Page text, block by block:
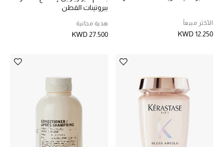
الأكثر مبيعاً
KWD 12.250
ببروتينات القطن
هدية مجانية
KWD 27.500